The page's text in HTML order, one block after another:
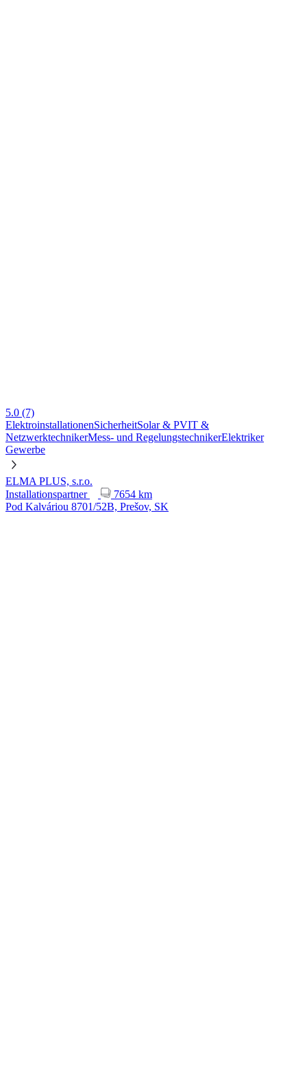
5.0 (7)
ElektroinstallationenSicherheitSolar & PVIT &
NetzwerktechnikerMess- und RegelungstechnikerElektriker
Gewerbe
ELMA PLUS, s.r.o.
Installationspartner
7654 km
Pod Kalváriou 8701/52B, Prešov, SK